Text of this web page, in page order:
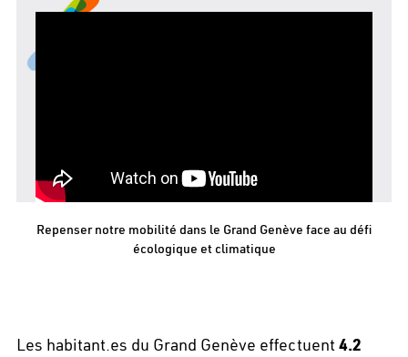
Repenser notre mobilité dans le Grand Genève face au défi
écologique et climatique
Les habitant.es du Grand Genève effectuent 4.2